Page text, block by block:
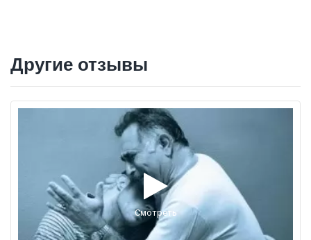
Другие отзывы
Смотреть